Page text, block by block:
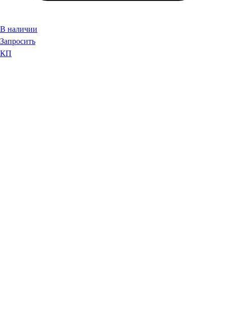
В наличии
Запросить
КП